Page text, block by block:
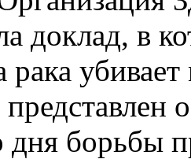
доклад, в
рака
борьбы